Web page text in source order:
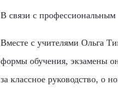
В связи с профессиональным
Вместе с учителями Ольга
формы обучения, экзамены
за классное руководство, о